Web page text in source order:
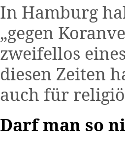
In Hamburg
„gegen
zweifellos
diesen Zeiten
auch für
Darf man so